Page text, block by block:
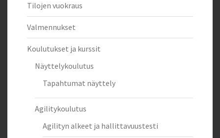
Tilojen vuokraus
Valmennukset
Koulutukset ja kurssit
Näyttelykoulutus
Tapahtumat näyttely
Agilitykoulutus
Agilityn alkeet ja hallittavuustesti